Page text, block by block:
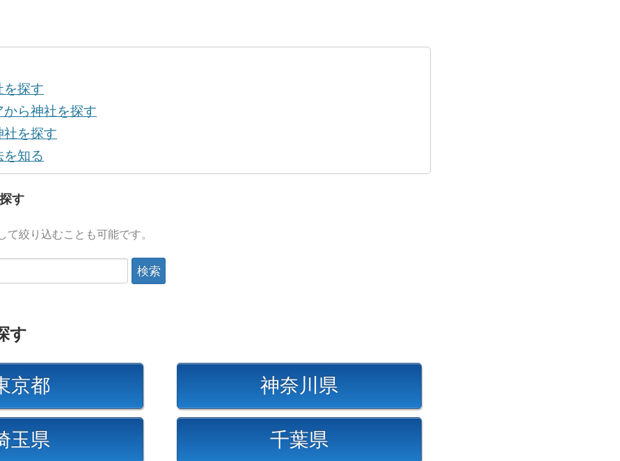
を探す
ら神社を探す
社を探す
を知る
す
絞り込むことも可能です。
す
京都 神奈川県
玉県 千葉県